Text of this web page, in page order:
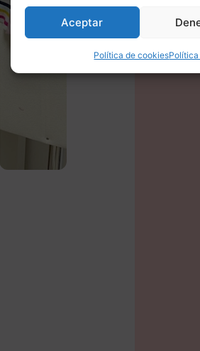
Aceptar
Política de cookies